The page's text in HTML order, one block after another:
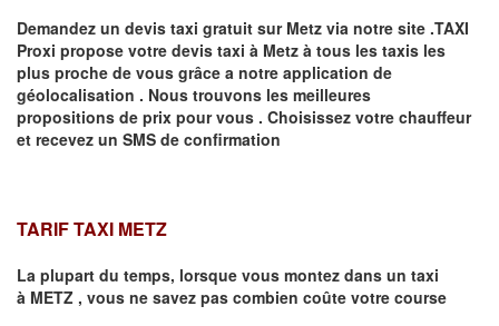
Demandez un devis taxi gratuit sur Metz via notre site .TAXI
Proxi propose votre devis taxi à Metz à tous les taxis les
plus proche de vous grâce a notre application de
géolocalisation . Nous trouvons les meilleures
propositions de prix pour vous . Choisissez votre chauffeur
et recevez un SMS de confirmation
TARIF TAXI METZ
La plupart du temps, lorsque vous montez dans un taxi
à METZ , vous ne savez pas combien coûte votre course